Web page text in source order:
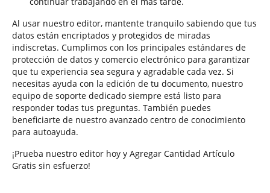
Al usar nuestro editor, mantente tranquilo sabiendo que tus
datos están encriptados y protegidos de miradas
indiscretas. Cumplimos con los principales estándares de
protección de datos y comercio electrónico para garantizar
que tu experiencia sea segura y agradable cada vez. Si
necesitas ayuda con la edición de tu documento, nuestro
equipo de soporte dedicado siempre está listo para
responder todas tus preguntas. También puedes
beneficiarte de nuestro avanzado centro de conocimiento
para autoayuda.
¡Prueba nuestro editor hoy y Agregar Cantidad Artículo
Gratis sin esfuerzo!